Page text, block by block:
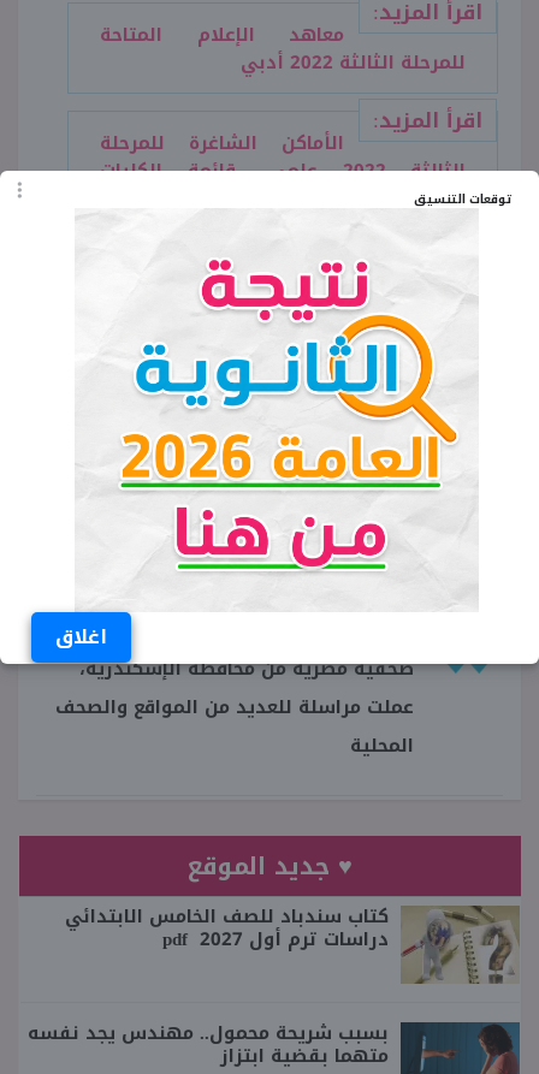
توقعات التنسيق
اغلاق
اقرأ المزيد:
معاهد الإعلام المتاحة
للمرحلة الثالثة 2022 أدبي
اقرأ المزيد:
الأماكن الشاغرة للمرحلة
الثالثة 2022 علمي.. قائمة الكليات
والمعاهد المتاحة
الكلمات المفتاحية
معاهد الإعلام المتاحة في المرحلة الثالثة 2023
الأماكن المتاحة في معاهد الإعلام المرحلة
الثالثة 2022
الأماكن الشاغرة في معاهد إعلام المرحلة
شيماء عثمان
صحفية مصرية من محافظة الإسكندرية،
عملت مراسلة للعديد من المواقع والصحف
المحلية
♥ جديد الموقع
كتاب سندباد للصف الخامس الابتدائي
دراسات ترم أول 2027 pdf
بسبب شريحة محمول.. مهندس يجد نفسه
متهما بقضية ابتزاز